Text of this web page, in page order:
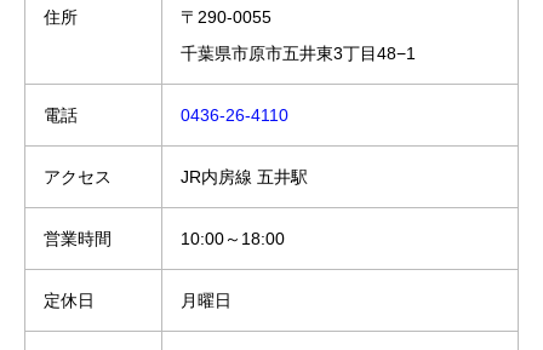
住所
〒290-0055
千葉県市原市五井東3丁目48−1
電話 0436-26-4110
アクセス JR内房線 五井駅
営業時間 10:00～18:00
定休日 月曜日